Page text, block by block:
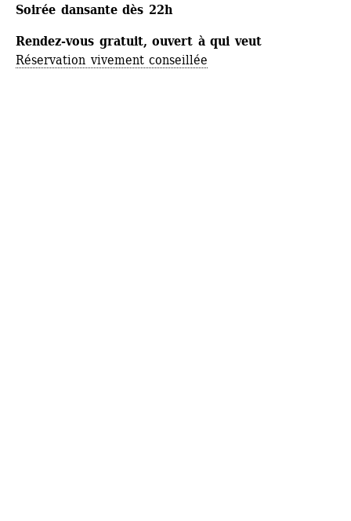
Soirée dansante dès 22h
Rendez-vous gratuit, ouvert à qui veut
Réservation vivement conseillée